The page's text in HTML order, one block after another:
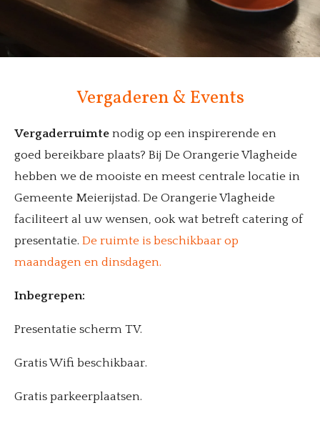
Vergaderen & Events
Vergaderruimte nodig op een inspirerende en
goed bereikbare plaats? Bij De Orangerie Vlagheide
hebben we de mooiste en meest centrale locatie in
Gemeente Meierijstad. De Orangerie Vlagheide
faciliteert al uw wensen, ook wat betreft catering of
presentatie. De ruimte is beschikbaar op
maandagen en dinsdagen.
Inbegrepen:
Presentatie scherm TV.
Gratis Wifi beschikbaar.
Gratis parkeerplaatsen.